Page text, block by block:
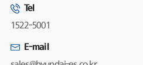
Tel
1522-5001
E-mail